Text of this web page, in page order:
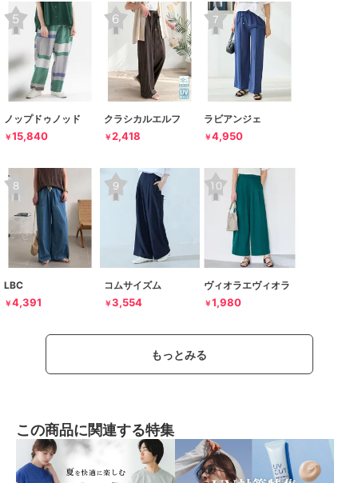
ノップドゥノッド
￥15,840
クラシカルエルフ
￥2,418
ラビアンジェ
￥4,950
LBC
￥4,391
コムサイズム
￥3,554
ヴィオラエヴィオラ
￥1,980
もっとみる
この商品に関連する特集